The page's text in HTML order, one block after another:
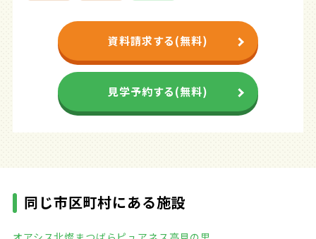
資料請求する(無料)
見学予約する(無料)
同じ市区町村にある施設